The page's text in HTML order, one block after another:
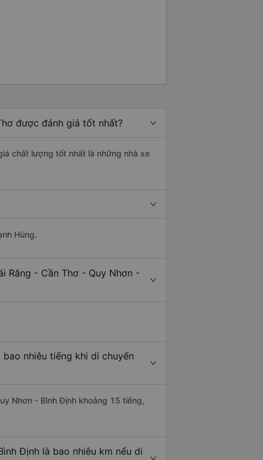
được đánh giá tốt nhất?
chất lượng tốt nhất là những nhà xe
Hùng.
Răng - Cần Thơ - Quy Nhơn -
nhiêu tiếng khi di chuyển
Nhơn - Bình Định khoảng 15 tiếng,
Định là bao nhiêu km nếu di